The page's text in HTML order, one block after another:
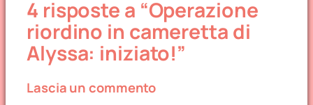
neonato. Ma
esagerano!
camera di Alyssa!
4 risposte a “Operazione
riordino in cameretta di
Alyssa: iniziato!”
Lascia un commento